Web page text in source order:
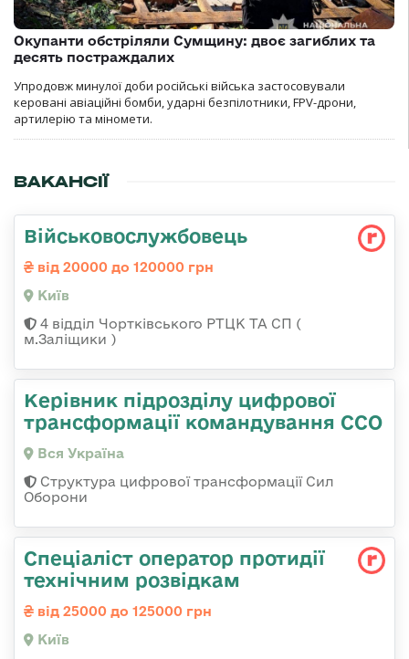
Окупанти обстріляли Сумщину: двоє загиблих та
десять постраждалих
Упродовж минулої доби російські війська застосовували
керовані авіаційні бомби, ударні безпілотники, FPV-дрони,
артилерію та міномети.
ВАКАНСІЇ
Військовослужбовець
від 20000 до 120000 грн
Київ
4 відділ Чортківського РТЦК ТА СП (
м.Заліщики )
Керівник підрозділу цифрової
трансформації командування ССО
Вся Україна
Структура цифрової трансформації Сил
Оборони
Спеціаліст оператор протидії
технічним розвідкам
від 25000 до 125000 грн
Київ